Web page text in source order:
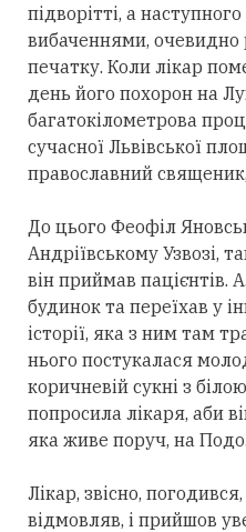
підворітті, а
вибаченнями, очевидно
печатку. Коли лікар
день його похорон на
багатокілометрова
сучасної Львівської
православний
До цього Феофіл
Андріївському Узвозі,
він приймав пацієнтів.
будинок та переїхав у
історії, яка з ним там
нього постукалася
коричневій сукні з
попросила лікаря, аби
яка живе поруч, на
Лікар, звісно,
відмовляв, і прийшов